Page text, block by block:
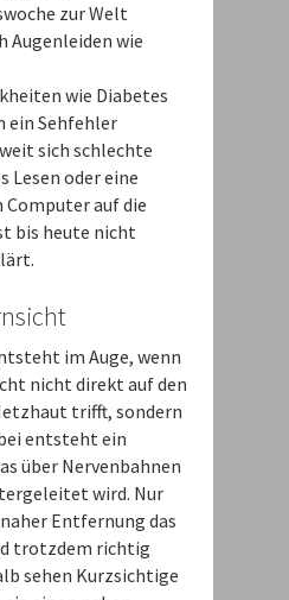
zur Welt
Augenleiden wie
wie Diabetes
ein Sehfehler
sich schlechte
Lesen oder eine
auf die
bis heute nicht
im Auge, wenn
nicht direkt auf den
trifft, sondern
entsteht ein
über Nervenbahnen
wird. Nur
Entfernung das
trotzdem richtig
sehen Kurzsichtige